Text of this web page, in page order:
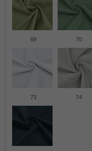
69 70
73 74